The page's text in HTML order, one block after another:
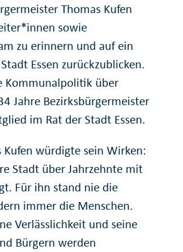
Thomas Kufen
sowie
zu erinnern und auf ein
Essen zurückzublicken.
Kommunalpolitik über
Jahre Bezirksbürgermeister
im Rat der Stadt Essen.
würdigte sein Wirken:
Stadt über Jahrzehnte mit
Für ihn stand nie die
immer die Menschen.
Verlässlichkeit und seine
Bürgern werden